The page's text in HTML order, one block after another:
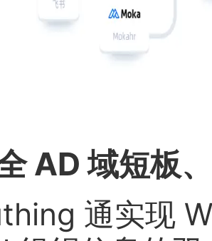
AD 域短板
通实现